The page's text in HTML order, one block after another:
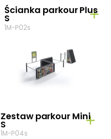
Ścianka parkour Plus
S
1M-P02s
Zestaw parkour Mini
S
1M-P04s